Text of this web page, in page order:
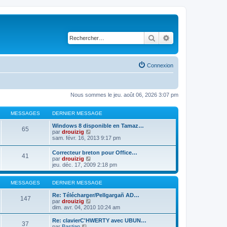
Rechercher
Connexion
Nous sommes le jeu. août 06, 2026 3:07 pm
MESSAGES DERNIER MESSAGE
65
Windows 8 disponible en Tamaz…
par drouizig
o
u
l
t
e
r
l
d
e
r
n
i
sam. févr. 16, 2013 9:17 pm
41
Correcteur breton pour Office…
par drouizig
o
n
s
u
l
t
r
l
e
jeu. déc. 17, 2009 2:18 pm
MESSAGES DERNIER MESSAGE
147
Re: Télécharger/Pellgargañ AD…
par drouizig
o
n
s
dim. avr. 04, 2010 10:24 am
37
Re: clavierC'HWERTY avec UBUN…